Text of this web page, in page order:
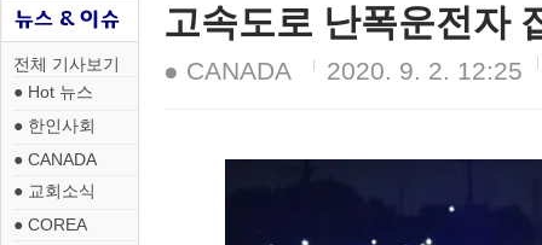
전체 기사보기
● Hot 뉴스
● 한인사회
● CANADA
● 교회소식
● COREA
고속도로 난폭운전자
● CANADA 2020. 9. 2. 12:25